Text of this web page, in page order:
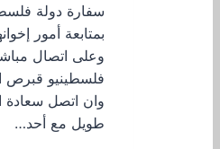
سفارة دولة
بمتابعة أمور
وعلى اتصال
فلسطينيو قبرص
وان اتصل سعادة
طويل مع أحد…